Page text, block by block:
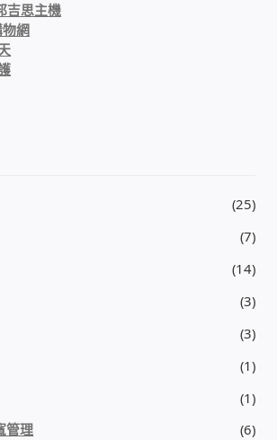
子鎖
自動控制
紋、卡片、手機APP GPS打卡
Kwikset
塊
吉思主機
網
(25)
(7)
(14)
(3)
(3)
(1)
(1)
管理
(6)